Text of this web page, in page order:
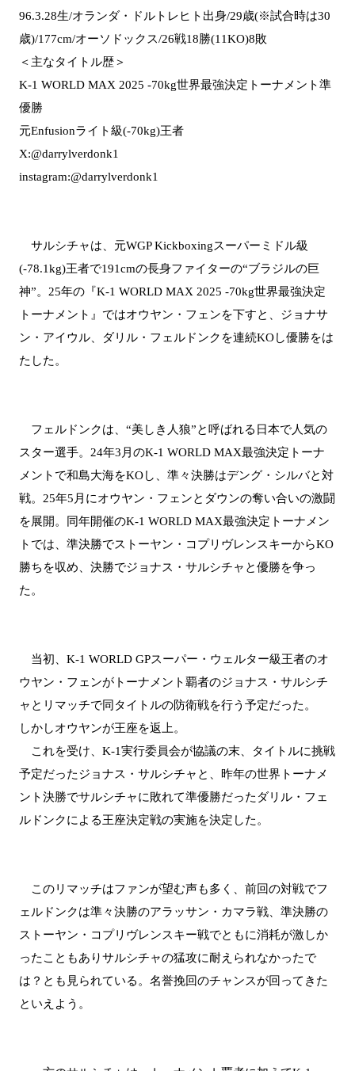
96.3.28生/オランダ・ドルトレヒト出身/29歳(※試合時は30
歳)/177cm/オーソドックス/26戦18勝(11KO)8敗
＜主なタイトル歴＞
K-1 WORLD MAX 2025 -70kg世界最強決定トーナメント準
優勝
元Enfusionライト級(-70kg)王者
X:@darrylverdonk1
instagram:@darrylverdonk1
サルシチャは、元WGP Kickboxingスーパーミドル級
(-78.1kg)王者で191cmの長身ファイターの“ブラジルの巨
神”。25年の『K-1 WORLD MAX 2025 -70kg世界最強決定
トーナメント』ではオウヤン・フェンを下すと、ジョナサ
ン・アイウル、ダリル・フェルドンクを連続KOし優勝をは
たした。
フェルドンクは、“美しき人狼”と呼ばれる日本で人気の
スター選手。24年3月のK-1 WORLD MAX最強決定トーナ
メントで和島大海をKOし、準々決勝はデング・シルバと対
戦。25年5月にオウヤン・フェンとダウンの奪い合いの激闘
を展開。同年開催のK-1 WORLD MAX最強決定トーナメン
トでは、準決勝でストーヤン・コプリヴレンスキーからKO
勝ちを収め、決勝でジョナス・サルシチャと優勝を争っ
た。
当初、K-1 WORLD GPスーパー・ウェルター級王者のオ
ウヤン・フェンがトーナメント覇者のジョナス・サルシチ
ャとリマッチで同タイトルの防衛戦を行う予定だった。
しかしオウヤンが王座を返上。
これを受け、K-1実行委員会が協議の末、タイトルに挑戦
予定だったジョナス・サルシチャと、昨年の世界トーナメ
ント決勝でサルシチャに敗れて準優勝だったダリル・フェ
ルドンクによる王座決定戦の実施を決定した。
このリマッチはファンが望む声も多く、前回の対戦でフ
ェルドンクは準々決勝のアラッサン・カマラ戦、準決勝の
ストーヤン・コプリヴレンスキー戦でともに消耗が激しか
ったこともありサルシチャの猛攻に耐えられなかったで
は？とも見られている。名誉挽回のチャンスが回ってきた
といえよう。